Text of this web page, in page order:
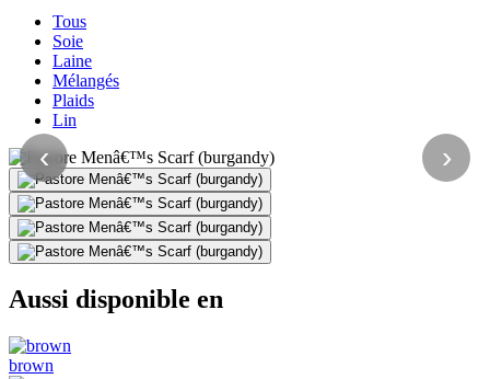
Tous
Soie
Laine
Mélangés
Plaids
Lin
‹ ›
Aussi disponible en
brown